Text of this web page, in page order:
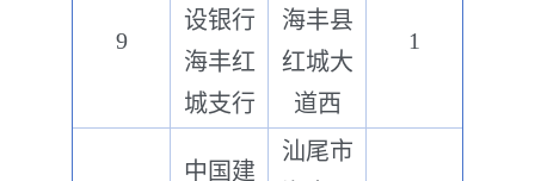
9
设银行
海丰红
城支行
海丰县
红城大
道西
1
中国建
汕尾市